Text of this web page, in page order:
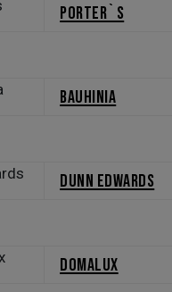
Porter`s
Bauhinia
Dunn Edwards
Domalux